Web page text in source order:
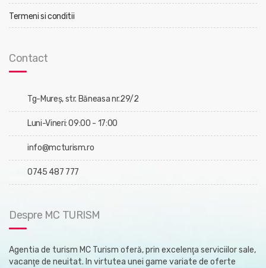
Termeni si conditii
Contact
Tg-Mureş, str. Băneasa nr.29/2
Luni-Vineri: 09:00 - 17:00
info@mcturism.ro
0745 487 777
Despre MC TURISM
Agentia de turism MC Turism oferă, prin excelenţa serviciilor sale,
vacanţe de neuitat. In virtutea unei game variate de oferte